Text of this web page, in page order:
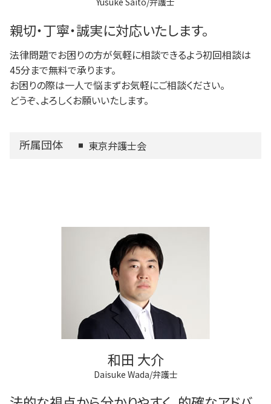
狛江市 借金問題
親切・丁寧・誠実に対応いたします。
法律問題でお困りの方が気軽に相談できるよう初回相談は
45分まで無料で承ります。
お困りの際は一人で悩まずお気軽にご相談ください。
どうぞ、よろしくお願いいたします。
所属団体 東京弁護士会
和田 大介
Daisuke Wada/弁護士